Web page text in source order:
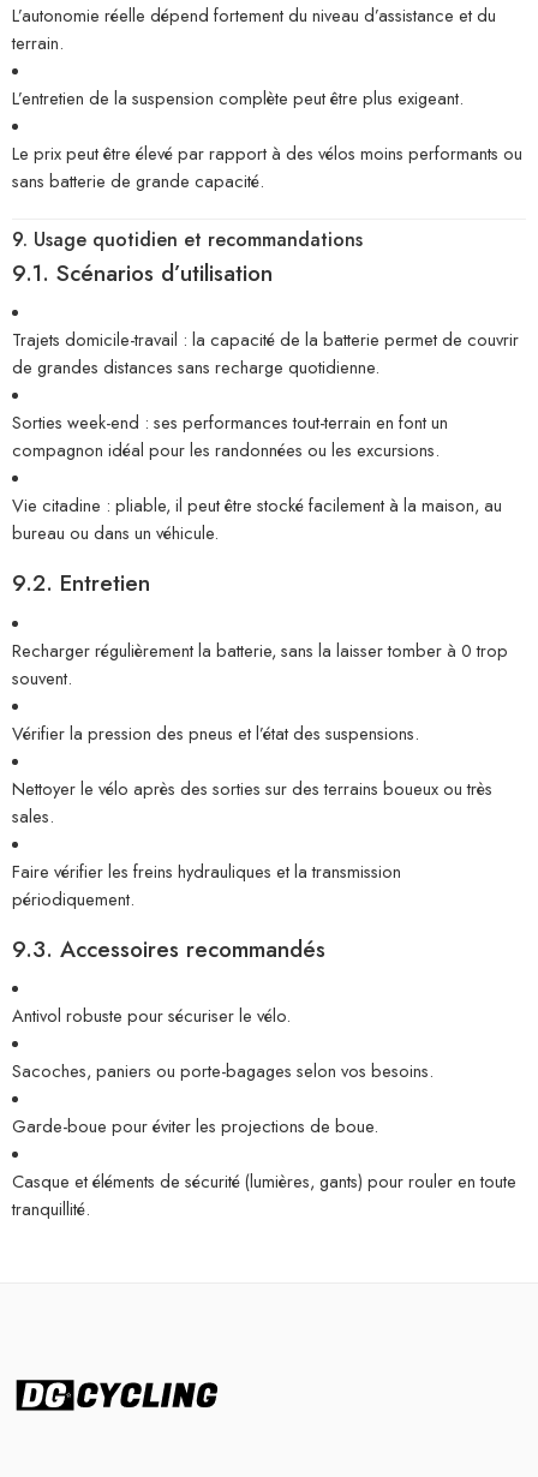
L’autonomie réelle dépend fortement du niveau d’assistance et du
terrain.
L’entretien de la suspension complète peut être plus exigeant.
Le prix peut être élevé par rapport à des vélos moins performants ou
sans batterie de grande capacité.
9. Usage quotidien et recommandations
9.1. Scénarios d’utilisation
Trajets domicile-travail : la capacité de la batterie permet de couvrir
de grandes distances sans recharge quotidienne.
Sorties week-end : ses performances tout-terrain en font un
compagnon idéal pour les randonnées ou les excursions.
Vie citadine : pliable, il peut être stocké facilement à la maison, au
bureau ou dans un véhicule.
9.2. Entretien
Recharger régulièrement la batterie, sans la laisser tomber à 0 trop
souvent.
Vérifier la pression des pneus et l’état des suspensions.
Nettoyer le vélo après des sorties sur des terrains boueux ou très
sales.
Faire vérifier les freins hydrauliques et la transmission
périodiquement.
9.3. Accessoires recommandés
Antivol robuste pour sécuriser le vélo.
Sacoches, paniers ou porte-bagages selon vos besoins.
Garde-boue pour éviter les projections de boue.
Casque et éléments de sécurité (lumières, gants) pour rouler en toute
tranquillité.